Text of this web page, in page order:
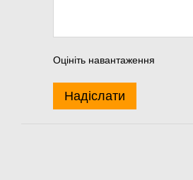
Оцініть навантаження
Надіслати